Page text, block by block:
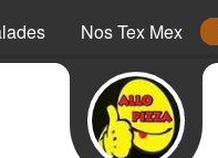
Nos Tex Mex